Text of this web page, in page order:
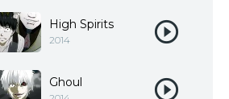
High Spirits
2014
Ghoul